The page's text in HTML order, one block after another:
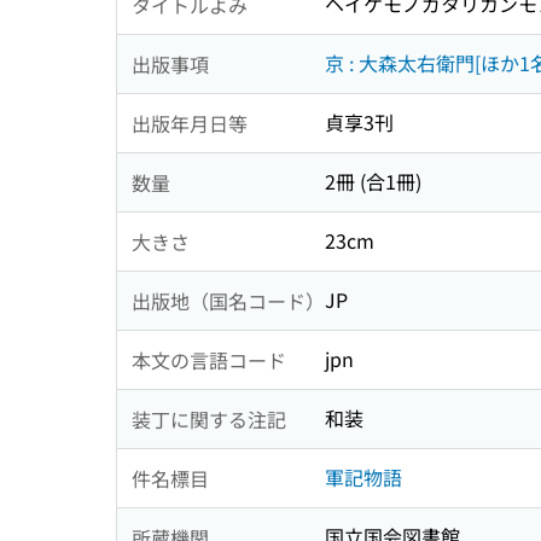
出版事項 京 : 大森太右衛門[ほか1
出版年月日等 貞享3刊
数量 2冊 (合1冊)
大きさ 23cm
出版地（国名コード） JP
本文の言語コード jpn
装丁に関する注記 和装
件名標目 軍記物語